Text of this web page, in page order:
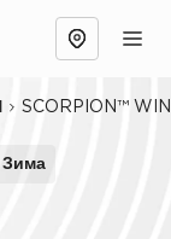
SCORPION™
Зима